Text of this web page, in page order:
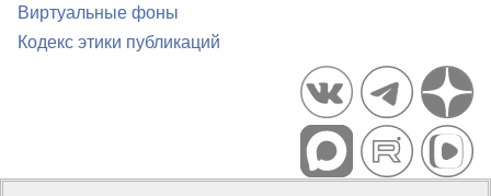
Виртуальные фоны
Кодекс этики публикаций